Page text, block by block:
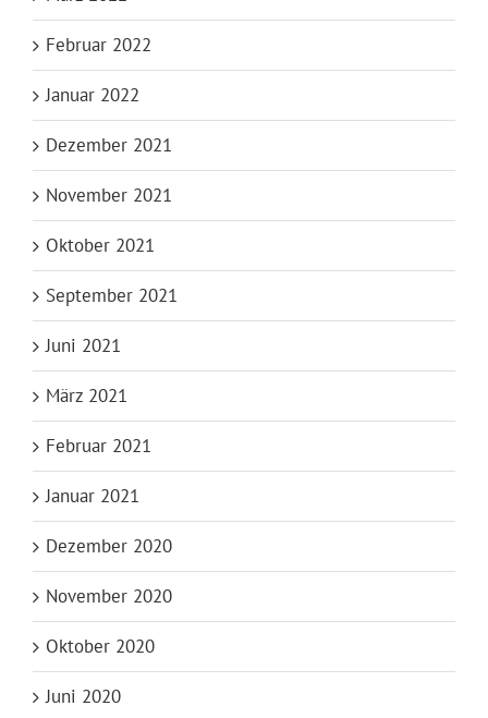
Februar 2022
Januar 2022
Dezember 2021
November 2021
Oktober 2021
September 2021
Juni 2021
März 2021
Februar 2021
Januar 2021
Dezember 2020
November 2020
Oktober 2020
Juni 2020